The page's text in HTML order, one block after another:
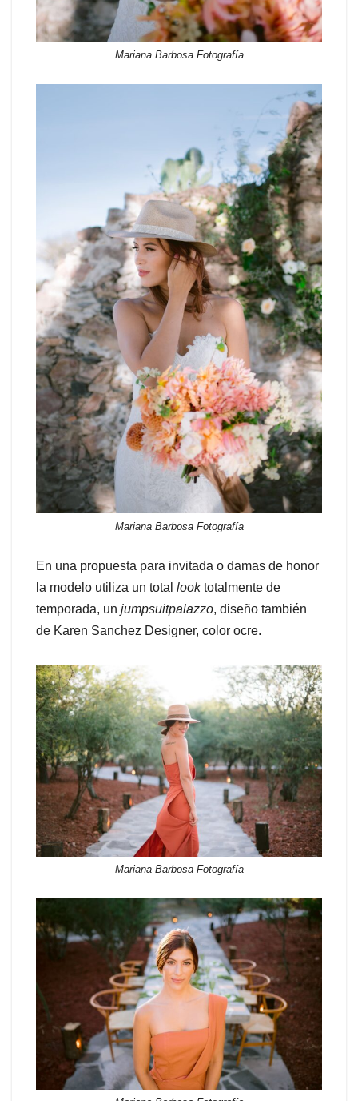
Mariana Barbosa Fotografía
Mariana Barbosa Fotografía
En una propuesta para invitada o damas de honor
la modelo utiliza un total looktotalmente de
temporada, un jumpsuitpalazzo, diseño también
de Karen Sanchez Designer, color ocre.
Mariana Barbosa Fotografía